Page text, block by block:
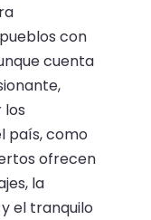
con
cuenta
país, como
ofrecen
la
el tranquilo